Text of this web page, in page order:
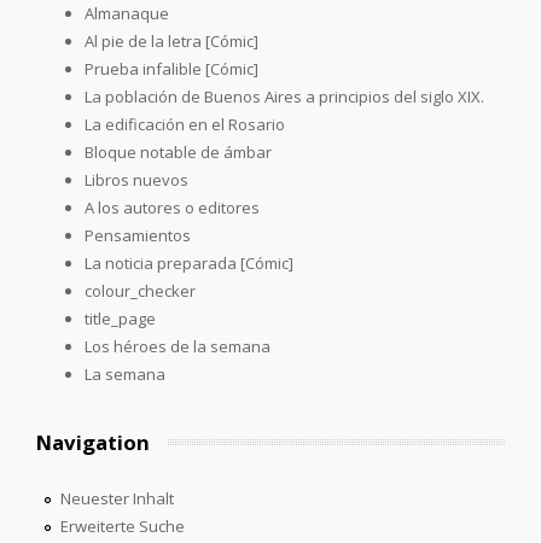
Almanaque
Al pie de la letra [Cómic]
Prueba infalible [Cómic]
La población de Buenos Aires a principios del siglo XIX.
La edificación en el Rosario
Bloque notable de ámbar
Libros nuevos
A los autores o editores
Pensamientos
La noticia preparada [Cómic]
colour_checker
title_page
Los héroes de la semana
La semana
Navigation
Neuester Inhalt
Erweiterte Suche